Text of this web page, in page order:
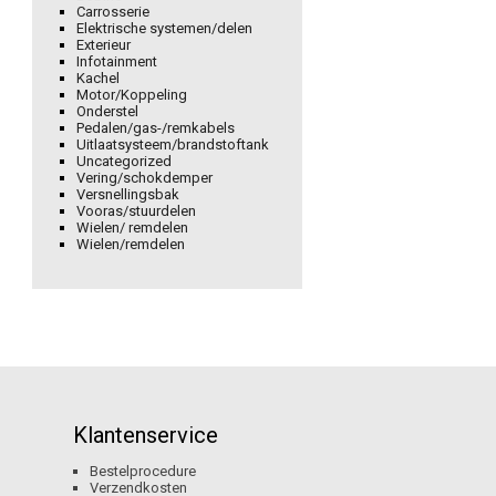
Carrosserie
Elektrische systemen/delen
Exterieur
Infotainment
Kachel
Motor/Koppeling
Onderstel
Pedalen/gas-/remkabels
Uitlaatsysteem/brandstoftank
Uncategorized
Vering/schokdemper
Versnellingsbak
Vooras/stuurdelen
Wielen/ remdelen
Wielen/remdelen
Klantenservice
Bestelprocedure
Verzendkosten